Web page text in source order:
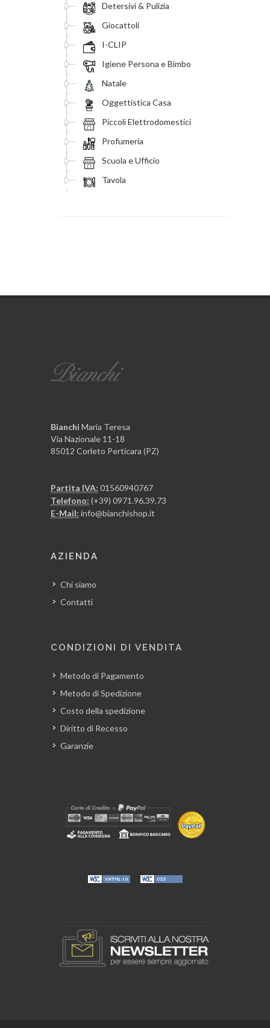
Detersivi & Pulizia
Giocattoli
I-CLIP
Igiene Persona e Bimbo
Natale
Oggettistica Casa
Piccoli Elettrodomestici
Profumeria
Scuola e Ufficio
Tavola
Bianchi Maria Teresa
Via Nazionale 11-18
85012 Corleto Perticara (PZ)
Partita IVA: 01560940767
Telefono: (+39) 0971.96.39.73
E-Mail: info@bianchishop.it
AZIENDA
Chi siamo
Contatti
CONDIZIONI DI VENDITA
Metodo di Pagamento
Metodo di Spedizione
Costo della spedizione
Diritto di Recesso
Garanzie